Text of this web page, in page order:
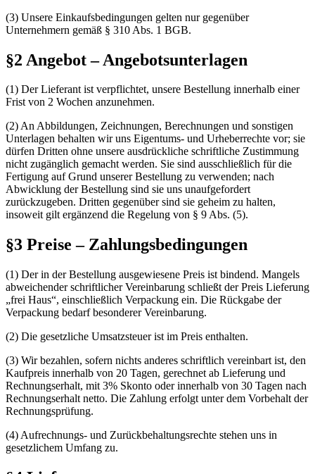
(3) Unsere Einkaufsbedingungen gelten nur gegenüber
Unternehmern gemäß § 310 Abs. 1 BGB.
§2 Angebot – Angebotsunterlagen
(1) Der Lieferant ist verpflichtet, unsere Bestellung innerhalb einer
Frist von 2 Wochen anzunehmen.
(2) An Abbildungen, Zeichnungen, Berechnungen und sonstigen
Unterlagen behalten wir uns Eigentums- und Urheberrechte vor; sie
dürfen Dritten ohne unsere ausdrückliche schriftliche Zustimmung
nicht zugänglich gemacht werden. Sie sind ausschließlich für die
Fertigung auf Grund unserer Bestellung zu verwenden; nach
Abwicklung der Bestellung sind sie uns unaufgefordert
zurückzugeben. Dritten gegenüber sind sie geheim zu halten,
insoweit gilt ergänzend die Regelung von § 9 Abs. (5).
§3 Preise – Zahlungsbedingungen
(1) Der in der Bestellung ausgewiesene Preis ist bindend. Mangels
abweichender schriftlicher Vereinbarung schließt der Preis Lieferung
„frei Haus“, einschließlich Verpackung ein. Die Rückgabe der
Verpackung bedarf besonderer Vereinbarung.
(2) Die gesetzliche Umsatzsteuer ist im Preis enthalten.
(3) Wir bezahlen, sofern nichts anderes schriftlich vereinbart ist, den
Kaufpreis innerhalb von 20 Tagen, gerechnet ab Lieferung und
Rechnungserhalt, mit 3% Skonto oder innerhalb von 30 Tagen nach
Rechnungserhalt netto. Die Zahlung erfolgt unter dem Vorbehalt der
Rechnungsprüfung.
(4) Aufrechnungs- und Zurückbehaltungsrechte stehen uns in
gesetzlichem Umfang zu.